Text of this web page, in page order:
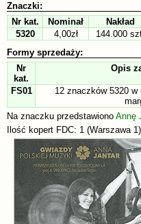
Znaczki:
Nr kat.
Nominał Nakład
5320
4,00zł 144.000
Formy sprzedaży:
Nr
kat.
Opis
FS01
12 znaczków 5320 w
Na znaczku przedstawiono Annę
Ilość kopert FDC: 1 (Warszawa 1)